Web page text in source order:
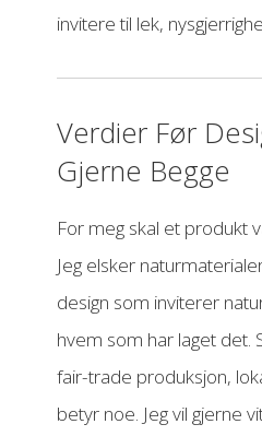
invitere til lek,
Verdier Før
Gjerne Begge
For meg skal et produkt
Jeg elsker
design som inviterer
hvem som har laget det.
fair-trade produksjon,
betyr noe. Jeg vil gjerne